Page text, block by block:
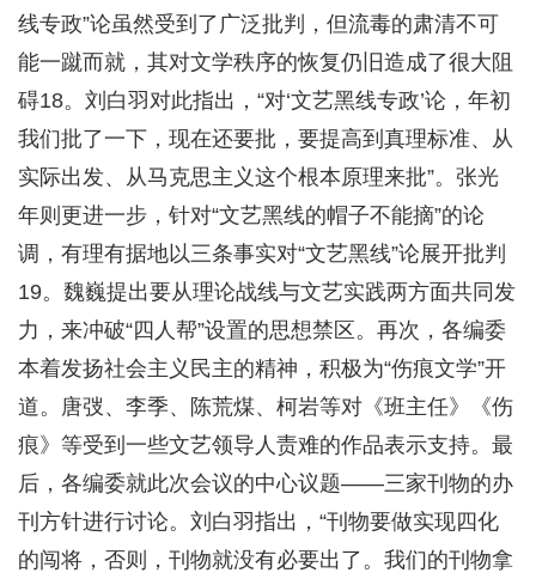
线专政”论虽然受到了广泛批判，但流毒的肃清不可
能一蹴而就，其对文学秩序的恢复仍旧造成了很大阻
碍18。刘白羽对此指出，“对‘文艺黑线专政’论，年初
我们批了一下，现在还要批，要提高到真理标准、从
实际出发、从马克思主义这个根本原理来批”。张光
年则更进一步，针对“文艺黑线的帽子不能摘”的论
调，有理有据地以三条事实对“文艺黑线”论展开批判
19。魏巍提出要从理论战线与文艺实践两方面共同发
力，来冲破“四人帮”设置的思想禁区。再次，各编委
本着发扬社会主义民主的精神，积极为“伤痕文学”开
道。唐弢、李季、陈荒煤、柯岩等对《班主任》《伤
痕》等受到一些文艺领导人责难的作品表示支持。最
后，各编委就此次会议的中心议题——三家刊物的办
刊方针进行讨论。刘白羽指出，“刊物要做实现四化
的闯将，否则，刊物就没有必要出了。我们的刊物拿